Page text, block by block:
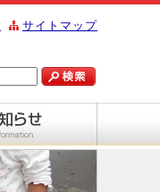
サイトマップ